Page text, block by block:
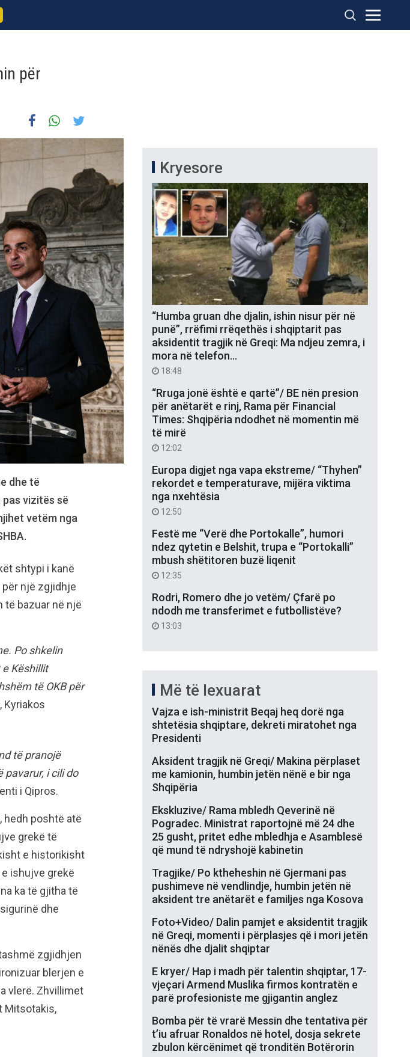
për
dhe të
vizitës së
vetëm nga
shtypi i kanë
një zgjidhje
të bazuar në një
Po shkelin
Këshillit
të OKB për
Kyriakos
të pranojë
pavarur, i cili do
i Qipros.
hedh poshtë atë
grekë të
e historikisht
ishujve grekë
ka të gjitha të
dhe
zgjidhjen
blerjen e
vlerë. Zhvillimet
Mitsotakis,
Kryesore
“Humba gruan dhe djalin, ishin nisur për në
punë”, rrëfimi rrëqethës i shqiptarit pas
aksidentit tragjik në Greqi: Ma ndjeu zemra, i
mora në telefon…
18:48
“Rruga jonë është e qartë”/ BE nën presion
për anëtarët e rinj, Rama për Financial
Times: Shqipëria ndodhet në momentin më
të mirë
12:02
Europa digjet nga vapa ekstreme/ “Thyhen”
rekordet e temperaturave, mijëra viktima
nga nxehtësia
12:50
Festë me “Verë dhe Portokalle”, humori
ndez qytetin e Belshit, trupa e “Portokalli”
mbush shëtitoren buzë liqenit
12:35
Rodri, Romero dhe jo vetëm/ Çfarë po
ndodh me transferimet e futbollistëve?
13:03
Më të lexuarat
Vajza e ish-ministrit Beqaj heq dorë nga
shtetësia shqiptare, dekreti miratohet nga
Presidenti
Aksident tragjik në Greqi/ Makina përplaset
me kamionin, humbin jetën nënë e bir nga
Shqipëria
Ekskluzive/ Rama mbledh Qeverinë në
Pogradec. Ministrat raportojnë më 24 dhe
25 gusht, pritet edhe mbledhja e Asamblesë
që mund të ndryshojë kabinetin
Tragjike/ Po ktheheshin në Gjermani pas
pushimeve në vendlindje, humbin jetën në
aksident tre anëtarët e familjes nga Kosova
Foto+Video/ Dalin pamjet e aksidentit tragjik
në Greqi, momenti i përplasjes që i mori jetën
nënës dhe djalit shqiptar
E kryer/ Hap i madh për talentin shqiptar, 17-
vjeçari Armend Muslika firmos kontratën e
parë profesioniste me gjigantin anglez
Bomba për të vrarë Messin dhe tentativa për
t’iu afruar Ronaldos në hotel, dosja sekrete
zbulon kërcënimet që tronditën Botërorin